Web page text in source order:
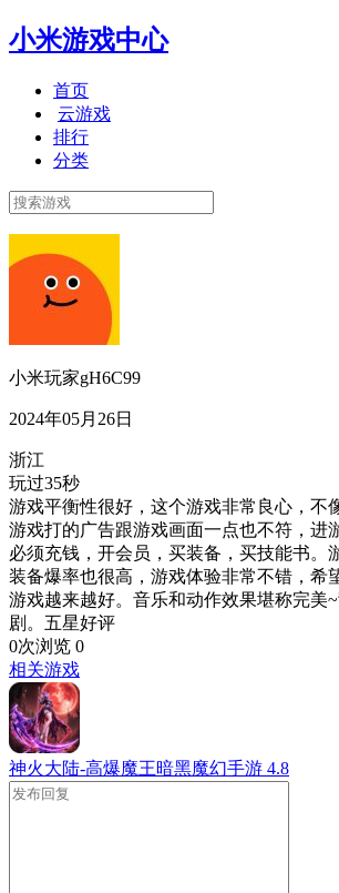
小米游戏中心
首页
云游戏
排行
分类
小米玩家gH6C99
2024年05月26日
浙江
玩过35秒
游戏平衡性很好，这个游戏非常良心，不
游戏打的广告跟游戏画面一点也不符，进
必须充钱，开会员，买装备，买技能书。
装备爆率也很高，游戏体验非常不错，希
游戏越来越好。音乐和动作效果堪称完美
剧。五星好评
0次浏览 0
相关游戏
神火大陆-高爆魔王暗黑魔幻手游 4.8